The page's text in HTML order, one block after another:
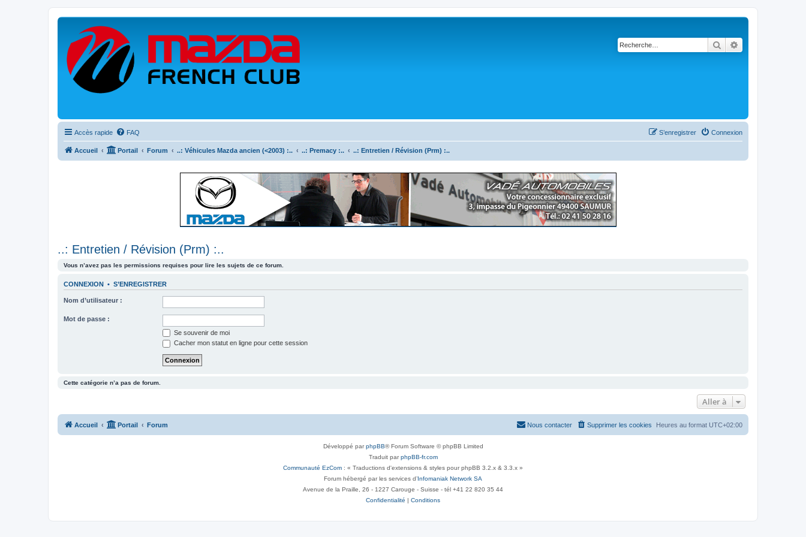
Rechercher
Accès rapide FAQ Connexion
S’enregistrer
Accueil Portail Forum ..: Véhicules Mazda ancien (<2003) :.. ..: Premacy :.. ..: Entretien / Révision (Prm) :..
..: Entretien / Révision (Prm) :..
Vous n’avez pas les permissions requises pour lire les sujets de ce forum.
CONNEXION • S’ENREGISTRER
Nom d’utilisateur :
Mot de passe :
Se souvenir de moi
Cacher mon statut en ligne pour cette session
Cette catégorie n’a pas de forum.
Aller à
Accueil Portail Forum Heures au format UTC+02:00
Supprimer les cookies
Nous contacter
Développé parphpBB® Forum Software © phpBB Limited
Traduit parphpBB-fr.com
Communauté EzCom : « Traductions d'extensions & styles pour phpBB 3.2.x & 3.3.x »
Forum hébergé par les services d’Infomaniak Network SA
Avenue de la Praille, 26 - 1227 Carouge - Suisse - tél +41 22 820 35 44
Confidentialité | Conditions